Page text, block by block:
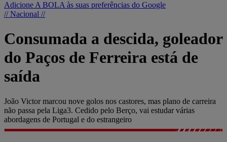
Adicione A BOLA às suas preferências do Google
// Nacional //
Consumada a descida, goleador
do Paços de Ferreira está de
saída
João Victor marcou nove golos nos castores, mas plano de carreira
não passa pela Liga3. Cedido pelo Berço, vai estudar várias
abordagens de Portugal e do estrangeiro